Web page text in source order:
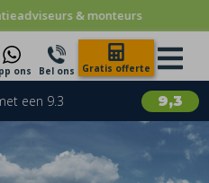
& monteurs
ons Bel ons Gratis offerte
9,3
een 9.3